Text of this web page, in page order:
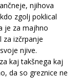
njihova
zgolj poklical
je za majhno
za izčrpanje
njive.
kaj takšnega kaj
da so greznice ne